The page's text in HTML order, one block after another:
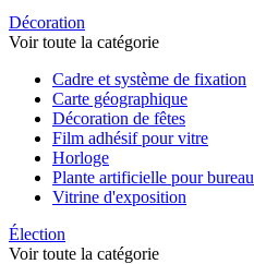
Décoration
Voir toute la catégorie
Cadre et système de fixation
Carte géographique
Décoration de fêtes
Film adhésif pour vitre
Horloge
Plante artificielle pour bureau
Vitrine d'exposition
Élection
Voir toute la catégorie